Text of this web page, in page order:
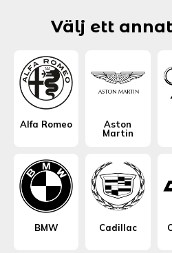
Välj ett
Alfa Romeo
Aston
Martin
BMW Cadillac